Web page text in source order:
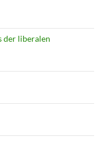
der liberalen